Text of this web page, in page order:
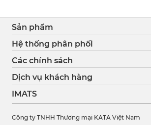
Sản phẩm
Hệ thống phân phối
Các chính sách
Dịch vụ khách hàng
IMATS
Công ty TNHH Thương mại KATA Việt Nam